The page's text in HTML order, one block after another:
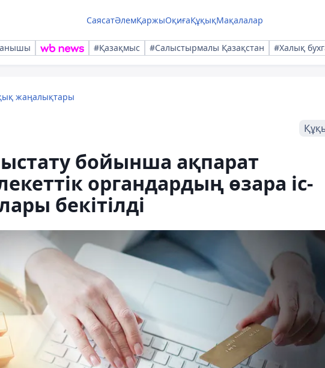
СаясатӘлемҚаржыОқиғаҚұқықМақалалар
#Қазақмыс #Салыстырмалы Қазақстан #Халық
жаңалықтары
бойынша ақпарат
органдардың өзара іс-
бекітілді